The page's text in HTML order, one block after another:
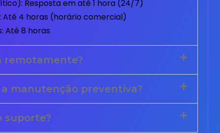
Resposta em até 1 hora (24/7)
Até 4 horas (horário comercial)
Até 8 horas
remotamente?
manutenção preventiva?
suporte?